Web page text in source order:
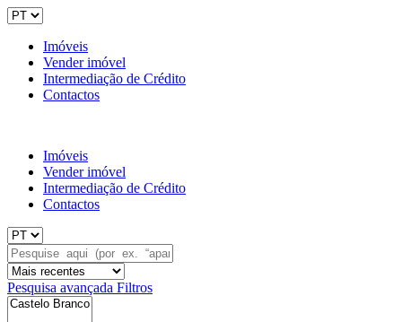
Imóveis
Vender imóvel
Intermediação de Crédito
Contactos
Imóveis
Vender imóvel
Intermediação de Crédito
Contactos
Pesquisa avançada Filtros